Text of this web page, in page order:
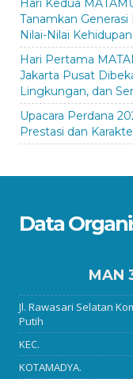
Hari Kedua
Tanamkan
Nilai-Nilai Kehidupan
Hari Pertama
Jakarta Pusat
Lingkungan, dan
Upacara Perdana
Prestasi dan
Data
MAN
Jl. Rawasari Selatan
Putih
KEC.
KOTAMADYA.